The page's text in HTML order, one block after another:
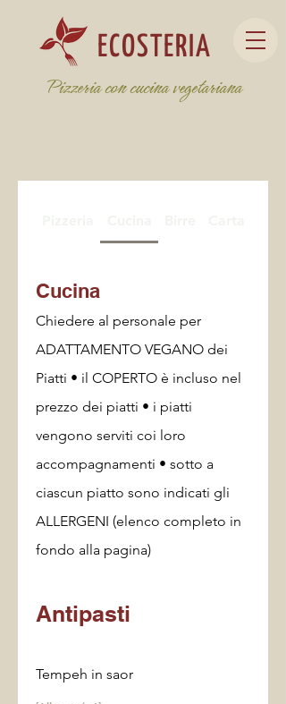
ECOSTERIA
Pizzeria con cucina vegetariana
Cucina
Chiedere al personale per
ADATTAMENTO VEGANO dei
Piatti • il COPERTO è incluso nel
prezzo dei piatti • i piatti
vengono serviti coi loro
accompagnamenti • sotto a
ciascun piatto sono indicati gli
ALLERGENI (elenco completo in
fondo alla pagina)
Antipasti
Tempeh in saor